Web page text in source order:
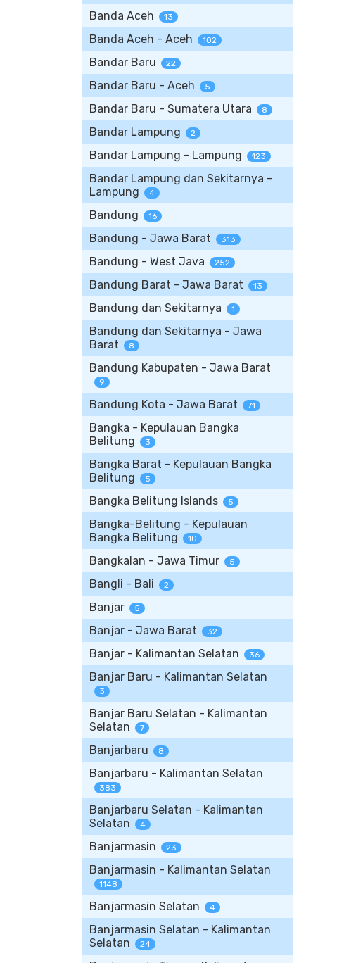
Banda Aceh 13
Banda Aceh - Aceh 102
Bandar Baru 22
Bandar Baru - Aceh 5
Bandar Baru - Sumatera Utara 8
Bandar Lampung 2
Bandar Lampung - Lampung 123
Bandar Lampung dan Sekitarnya -
Lampung
4
Bandung 16
Bandung - Jawa Barat 313
Bandung - West Java 252
Bandung Barat - Jawa Barat 13
Bandung dan Sekitarnya 1
Bandung dan Sekitarnya - Jawa
Barat
8
Bandung Kabupaten - Jawa Barat
9
Bandung Kota - Jawa Barat 71
Bangka - Kepulauan Bangka
Belitung
3
Bangka Barat - Kepulauan Bangka
Belitung
5
Bangka Belitung Islands 5
Bangka-Belitung - Kepulauan
Bangka Belitung
10
Bangkalan - Jawa Timur 5
Bangli - Bali 2
Banjar 5
Banjar - Jawa Barat 32
Banjar - Kalimantan Selatan 36
Banjar Baru - Kalimantan Selatan
3
Banjar Baru Selatan - Kalimantan
Selatan
7
Banjarbaru 8
Banjarbaru - Kalimantan Selatan
383
Banjarbaru Selatan - Kalimantan
Selatan
4
Banjarmasin 23
Banjarmasin - Kalimantan Selatan
1148
Banjarmasin Selatan 4
Banjarmasin Selatan - Kalimantan
Selatan
24